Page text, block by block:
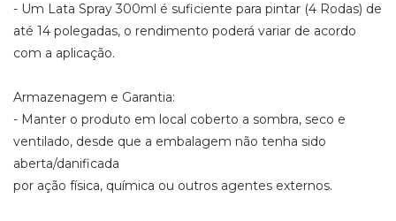
- Um Lata Spray 300ml é suficiente para pintar (4 Rodas) de
até 14 polegadas, o rendimento poderá variar de acordo
com a aplicação.
Armazenagem e Garantia:
- Manter o produto em local coberto a sombra, seco e
ventilado, desde que a embalagem não tenha sido
aberta/danificada
por ação física, química ou outros agentes externos.